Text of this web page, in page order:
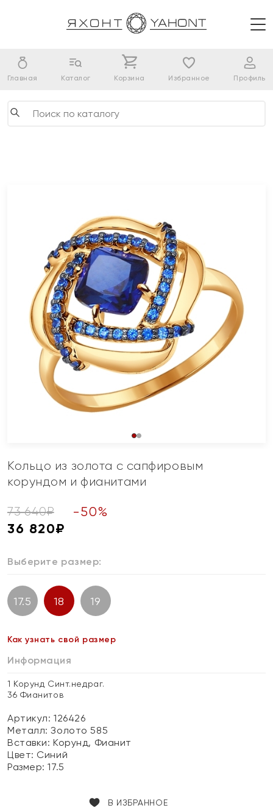
Главная Каталог Корзина Избранное Профиль
Кольцо из золота с сапфировым
корундом и фианитами
73 640₽ -50%
36 820₽
Выберите размер:
17.5 18 19
Как узнать свой размер
Информация
1 Корунд Синт.недраг.
36 Фианитов
Артикул: 126426
Металл:Золото 585
Вставки:Корунд, Фианит
Цвет: Синий
Размер:17.5
В ИЗБРАННОЕ